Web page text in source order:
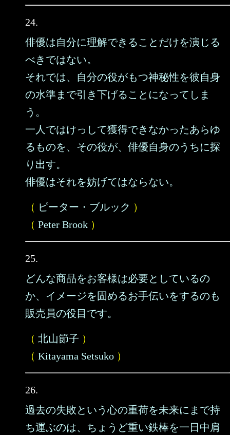
24.
俳優は自分に理解できることだけを演じる
べきではない。
それでは、自分の役がもつ神秘性を彼自身
の水準まで引き下げることになってしま
う。
一人ではけっして獲得できなかったあらゆ
るものを、その役が、俳優自身のうちに探
り出す。
俳優はそれを妨げてはならない。
（ ピーター・ブルック ）
（ Peter Brook ）
25.
どんな商品をお客様は必要としているの
か、イメージを固めるお手伝いをするのも
販売員の役目です。
（ 北山節子 ）
（ Kitayama Setsuko ）
26.
過去の失敗という心の重荷を未来にまで持
ち運ぶのは、ちょうど重い鉄棒を一日中肩